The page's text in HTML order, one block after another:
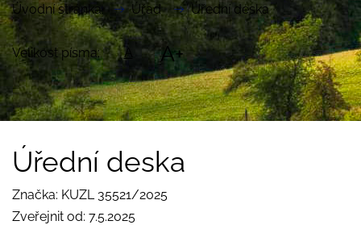
Úvodní stránka Úřad Úřední deska
Velikost písma: A A+
Úřední deska
Značka: KUZL 35521/2025
Zveřejnit od: 7.5.2025